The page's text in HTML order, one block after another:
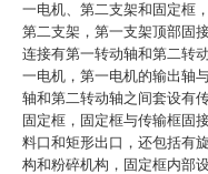
一电机、第二支架和固定框
第二支架，第一支架顶部固
连接有第一转动轴和第二转
一电机，第一电机的输出轴
轴和第二转动轴之间套设有
固定框，固定框与传输框固
料口和矩形出口，还包括有
构和粉碎机构，固定框内部